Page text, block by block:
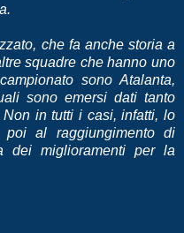
che fa anche storia a
squadre che hanno uno
sono Atalanta,
sono emersi dati tanto
Non in tutti i casi, infatti, lo
al raggiungimento di
dei miglioramenti per la